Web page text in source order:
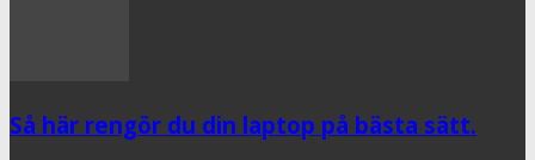
Så här rengör du din laptop på bästa sätt.